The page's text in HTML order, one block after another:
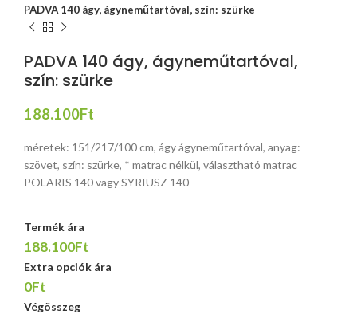
PADVA 140 ágy, ágyneműtartóval, szín: szürke
PADVA 140 ágy, ágyneműtartóval,
szín: szürke
188.100Ft
méretek: 151/217/100 cm, ágy ágyneműtartóval, anyag:
szövet, szín: szürke, * matrac nélkül, választható matrac
POLARIS 140 vagy SYRIUSZ 140
Termék ára
188.100Ft
Extra opciók ára
0Ft
Végösszeg